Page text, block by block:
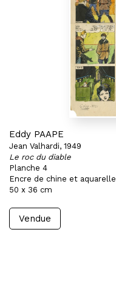
Eddy PAAPE
Jean Valhardi, 1949
Le roc du diable
Planche 4
Encre de chine et
50 x 36 cm
Vendue